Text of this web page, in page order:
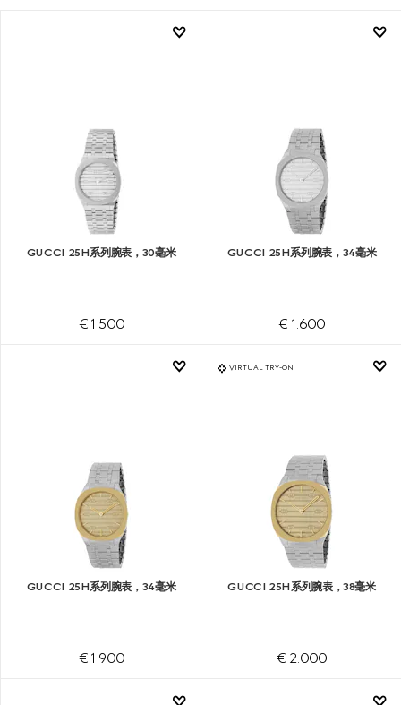
GUCCI 25H系列腕表，30毫米
€ 1.500
GUCCI 25H系列腕表，34毫米
€ 1.600
GUCCI 25H系列腕表，34毫米
€ 1.900
VIRTUAL TRY-ON
GUCCI 25H系列腕表，38毫米
€ 2.000